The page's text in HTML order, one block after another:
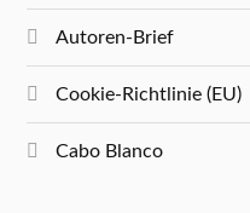
Autoren-Brief
Cookie-Richtlinie (EU)
Cabo Blanco